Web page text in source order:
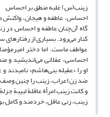
زینب(س) غلبه منطق بر احساس
احساس، عاطفه و هیجان، واکنش
گاه آن‌چنان عاطفه و احساس در
کنار می‌رود. بسیاری از رفتارهای
عواطف ماست. اما دختر
احساسی، عقلانی می‌اندیشید و
او را «عقیله بنی‌هاشم»
ضد زن اعراب، زینب را چنین
و کانت زینب امرأة عاقلة لبیبة
زینب، زنی عاقل، خردمند و کامل